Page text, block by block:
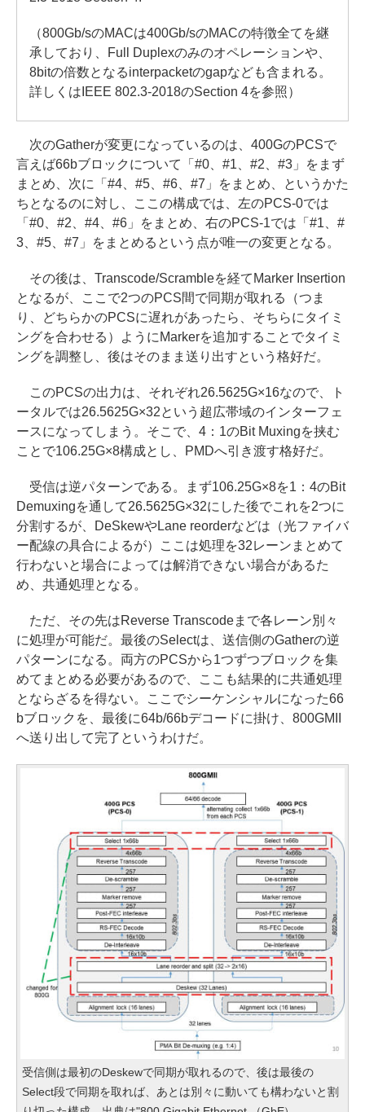
（800Gb/sのMACは400Gb/sのMACの特徴全てを継
承しており、Full Duplexのみのオペレーションや、
8bitの倍数となるinterpacketのgapなども含まれる。
詳しくはIEEE 802.3-2018のSection 4を参照）
次のGatherが変更になっているのは、400GのPCSで
言えば66bブロックについて「#0、#1、#2、#3」をまず
まとめ、次に「#4、#5、#6、#7」をまとめ、というかた
ちとなるのに対し、ここの構成では、左のPCS-0では
「#0、#2、#4、#6」をまとめ、右のPCS-1では「#1、#
3、#5、#7」をまとめるという点が唯一の変更となる。
その後は、Transcode/Scrambleを経てMarker Insertion
となるが、ここで2つのPCS間で同期が取れる（つま
り、どちらかのPCSに遅れがあったら、そちらにタイミ
ングを合わせる）ようにMarkerを追加することでタイミ
ングを調整し、後はそのまま送り出すという格好だ。
このPCSの出力は、それぞれ26.5625G×16なので、ト
ータルでは26.5625G×32という超広帯域のインターフェ
ースになってしまう。そこで、4：1のBit Muxingを挟む
ことで106.25G×8構成とし、PMDへ引き渡す格好だ。
受信は逆パターンである。まず106.25G×8を1：4のBit
Demuxingを通して26.5625G×32にした後でこれを2つに
分割するが、DeSkewやLane reorderなどは（光ファイバ
ー配線の具合によるが）ここは処理を32レーンまとめて
行わないと場合によっては解消できない場合があるた
め、共通処理となる。
ただ、その先はReverse Transcodeまで各レーン別々
に処理が可能だ。最後のSelectは、送信側のGatherの逆
パターンになる。両方のPCSから1つずつブロックを集
めてまとめる必要があるので、ここも結果的に共通処理
とならざるを得ない。ここでシーケンシャルになった66
bブロックを、最後に64b/66bデコードに掛け、800GMII
へ送り出して完了というわけだ。
受信側は最初のDeskewで同期が取れるので、後は最後の
Select段で同期を取れば、あとは別々に動いても構わないと割